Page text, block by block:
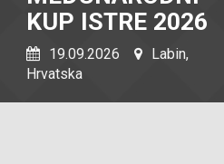
KUP ISTRE 2026
19.09.2026
Labin,
Hrvatska